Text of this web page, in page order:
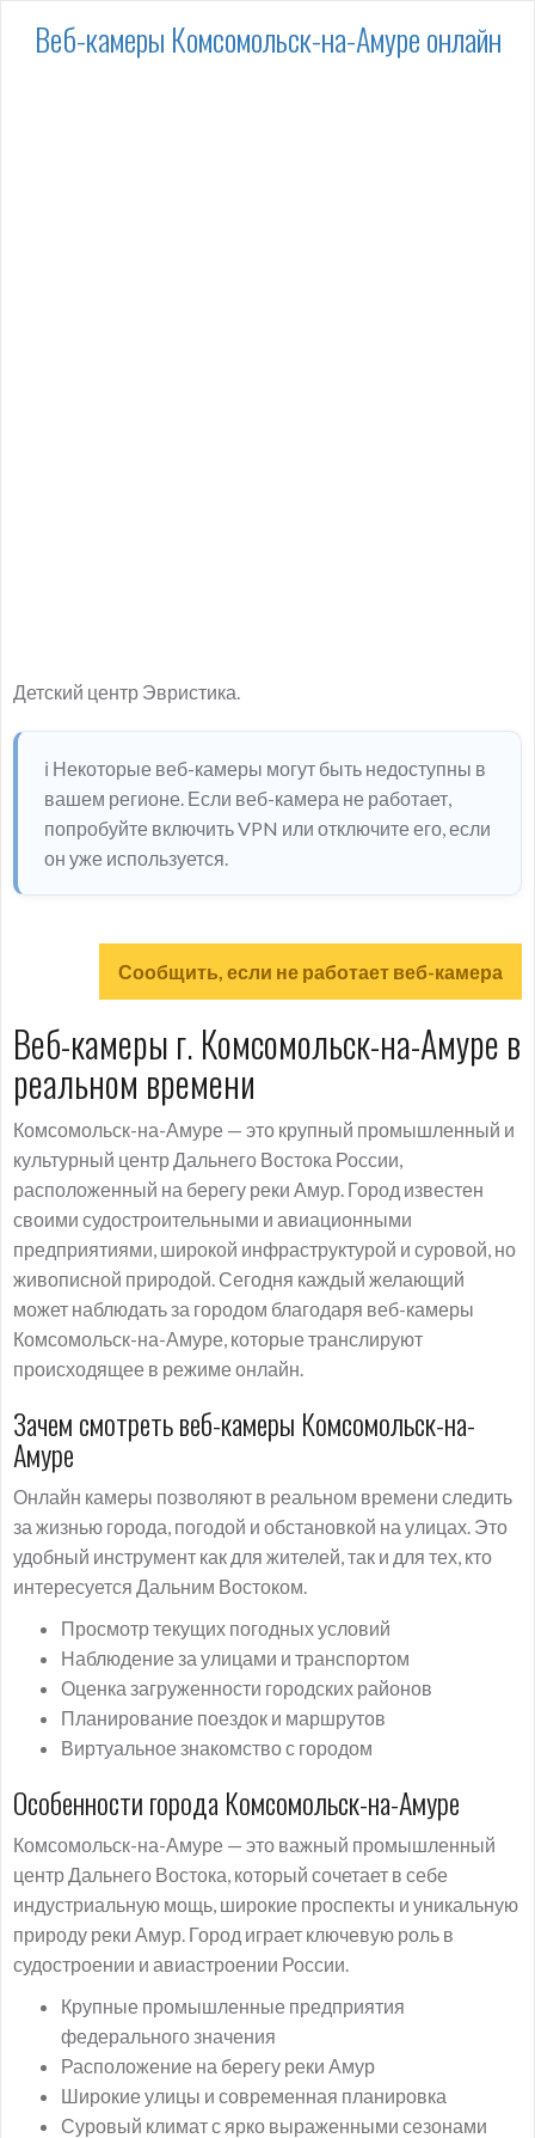
Веб-камеры Комсомольск-на-Амуре онлайн
Детский центр Эвристика.
ℹ️ Некоторые веб-камеры могут быть недоступны в
вашем регионе. Если веб-камера не работает,
попробуйте включить VPN или отключите его, если
он уже используется.
Сообщить, если не работает веб-камера
Веб-камеры г. Комсомольск-на-Амуре в
реальном времени
Комсомольск-на-Амуре — это крупный промышленный и
культурный центр Дальнего Востока России,
расположенный на берегу реки Амур. Город известен
своими судостроительными и авиационными
предприятиями, широкой инфраструктурой и суровой, но
живописной природой. Сегодня каждый желающий
может наблюдать за городом благодаря веб-камеры
Комсомольск-на-Амуре, которые транслируют
происходящее в режиме онлайн.
Зачем смотреть веб-камеры Комсомольск-на-
Амуре
Онлайн камеры позволяют в реальном времени следить
за жизнью города, погодой и обстановкой на улицах. Это
удобный инструмент как для жителей, так и для тех, кто
интересуется Дальним Востоком.
Просмотр текущих погодных условий
Наблюдение за улицами и транспортом
Оценка загруженности городских районов
Планирование поездок и маршрутов
Виртуальное знакомство с городом
Особенности города Комсомольск-на-Амуре
Комсомольск-на-Амуре — это важный промышленный
центр Дальнего Востока, который сочетает в себе
индустриальную мощь, широкие проспекты и уникальную
природу реки Амур. Город играет ключевую роль в
судостроении и авиастроении России.
Крупные промышленные предприятия
федерального значения
Расположение на берегу реки Амур
Широкие улицы и современная планировка
Суровый климат с ярко выраженными сезонами